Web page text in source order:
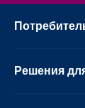
Решения